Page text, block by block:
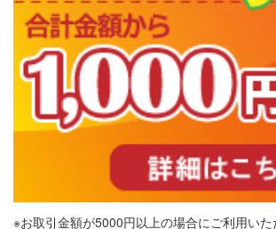
※お取引金額が5000円以上の場合にご利用いた